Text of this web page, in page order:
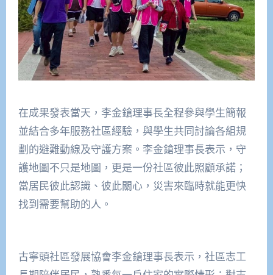
在成果發表當天，李金鎗理事長全程參與學生簡報
並結合多年服務社區經驗，與學生共同討論各組規
劃的避難動線及守護方案。李金鎗理事長表示，守
護地圖不只是地圖，更是一份社區彼此照顧承諾；
當居民彼此認識、彼此關心，災害來臨時就能更快
找到需要幫助的人。
古寧頭社區發展協會李金鎗理事長表示，社區志工